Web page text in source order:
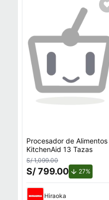
Procesador de Alimentos
KitchenAid 13 Tazas
S/ 1,099.00
S/ 799.00 27%
Hiraoka